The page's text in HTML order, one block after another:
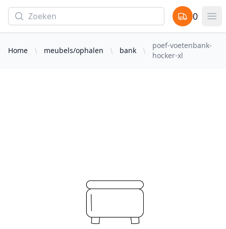
Search 0
items in cart,
Home meubels/ophalen bank
poef-voetenbank-
hocker-xl